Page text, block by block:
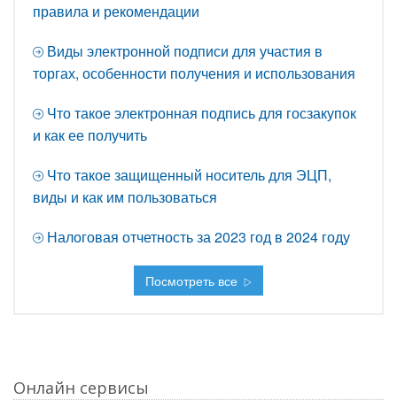
правила и рекомендации
Виды электронной подписи для участия в
торгах, особенности получения и использования
Что такое электронная подпись для госзакупок
и как ее получить
Что такое защищенный носитель для ЭЦП,
виды и как им пользоваться
Налоговая отчетность за 2023 год в 2024 году
Посмотреть все
Онлайн сервисы